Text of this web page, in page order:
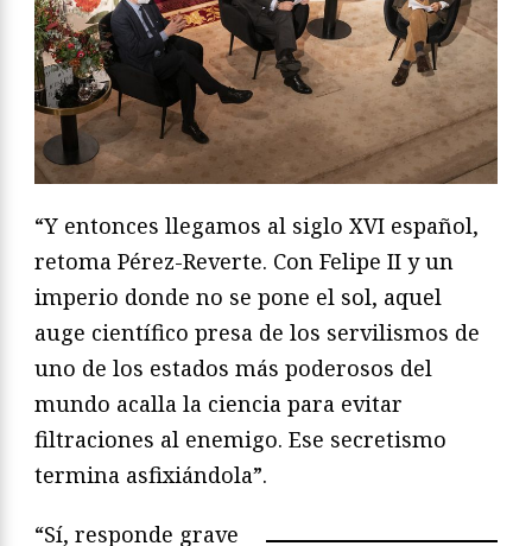
“Y entonces llegamos al siglo XVI español,
retoma Pérez-Reverte. Con Felipe II y un
imperio donde no se pone el sol, aquel
auge científico presa de los servilismos de
uno de los estados más poderosos del
mundo acalla la ciencia para evitar
filtraciones al enemigo. Ese secretismo
termina asfixiándola”.
“Sí, responde grave